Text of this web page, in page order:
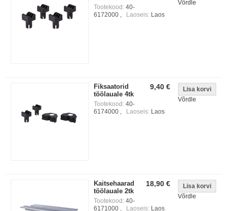
Võrdle
Tootekood: 40-
6172000 , Laoseis: Laos
Võrdle
9,40 €
Fiksaatorid
töölauale 4tk
Tootekood: 40-
6174000 , Laoseis: Laos
Võrdle
18,90 €
Kaitsehaarad
töölauale 2tk
Tootekood: 40-
6171000 , Laoseis: Laos